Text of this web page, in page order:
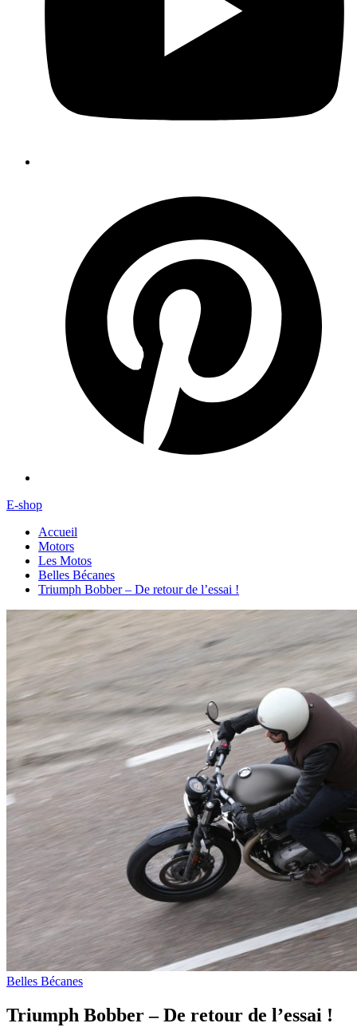
E-shop
Accueil
Motors
Les Motos
Belles Bécanes
Triumph Bobber – De retour de l’essai !
Belles Bécanes
Triumph Bobber – De retour de l’essai !